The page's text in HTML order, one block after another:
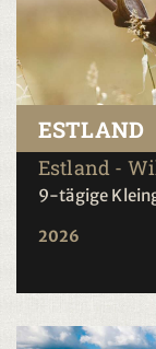
ESTLAND
Estland -
9-tägige
2026